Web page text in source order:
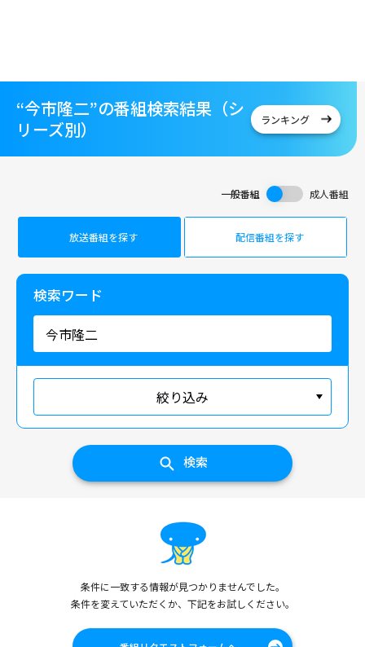
“今市隆二”の番組検索結果（シ
リーズ別）
ランキング
一般番組 成人番組
放送番組を探す 配信番組を探す
検索ワード
絞り込み
検索
条件に一致する情報が見つかりませんでした。
条件を変えていただくか、下記をお試しください。